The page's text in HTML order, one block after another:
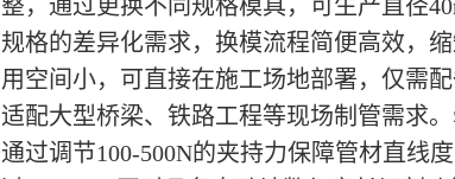
整，通过更换不同规格模具，可生产直径
规格的差异化需求，换模流程简便高效，
用空间小，可直接在施工场地部署，仅需
适配大型桥梁、铁路工程等现场制管需求
通过调节100-500N的夹持力保障管材直线